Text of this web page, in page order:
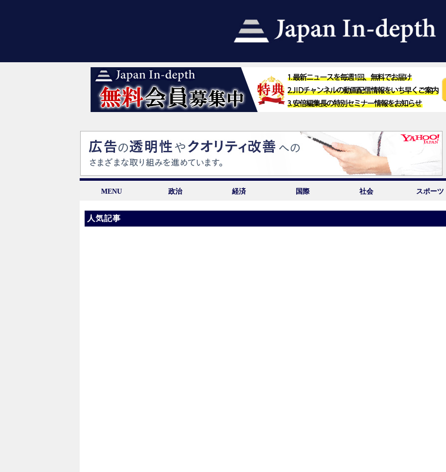
MENU 政治 経済 国際 社会 スポーツ
人気記事